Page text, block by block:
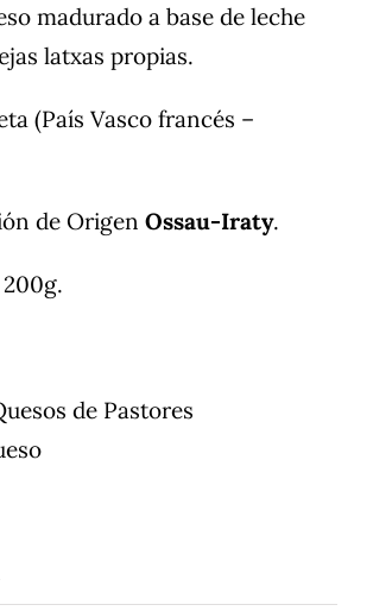
madurado a base de leche
latxas propias.
(País Vasco francés –
de Origen Ossau-Iraty.
de Pastores